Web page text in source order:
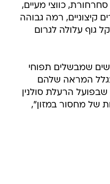
כווצי מעיים,
קיצוניים, רמה גבוהה
משקל גוף עלולה לגרום
שמבשלים תפוחי
המראה שלהם
הרעלת סולנין
של מחסור במזון",